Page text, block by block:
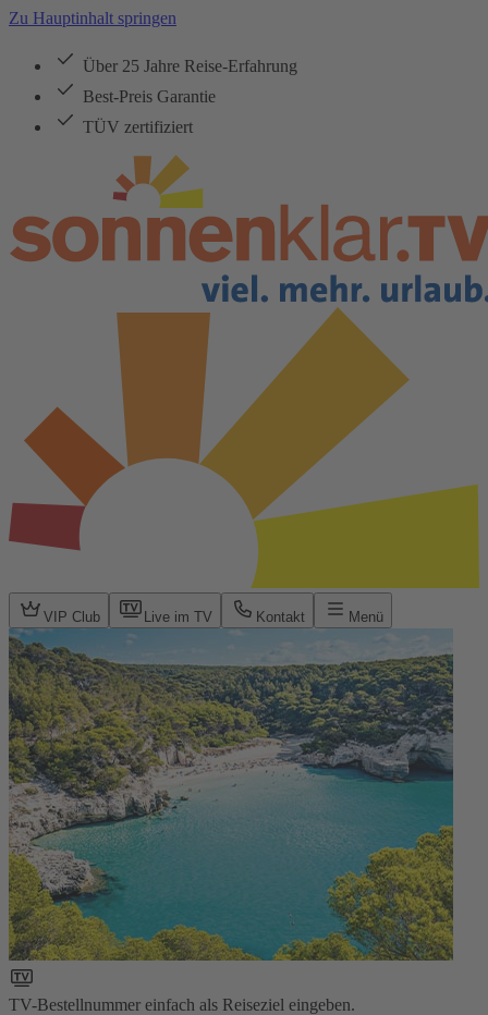
Zu Hauptinhalt springen
Über 25 Jahre Reise-Erfahrung
Best-Preis Garantie
TÜV zertifiziert
VIP Club Live im TV Kontakt Menü
TV-Bestellnummer einfach als Reiseziel eingeben.